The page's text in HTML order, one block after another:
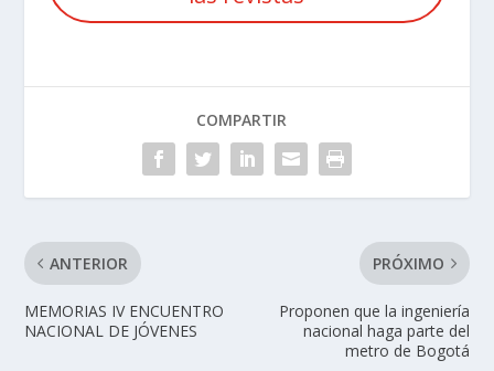
COMPARTIR
ANTERIOR
MEMORIAS IV ENCUENTRO
NACIONAL DE JÓVENES
PRÓXIMO
Proponen que la ingeniería
nacional haga parte del
metro de Bogotá